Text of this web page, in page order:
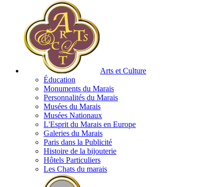
Arts et Culture
Éducation
Monuments du Marais
Personnalités du Marais
Musées du Marais
Musées Nationaux
L'Esprit du Marais en Europe
Galeries du Marais
Paris dans la Publicité
Histoire de la bijouterie
Hôtels Particuliers
Les Chats du marais